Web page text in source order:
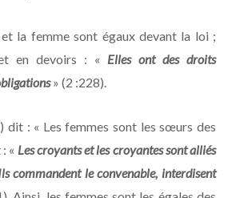
et la femme sont égaux devant la loi ;
en devoirs : « Elles ont des droits
» (2 :228).
dit : « Les femmes sont les sœurs des
« Les croyants et les croyantes sont alliés
commandent le convenable, interdisent